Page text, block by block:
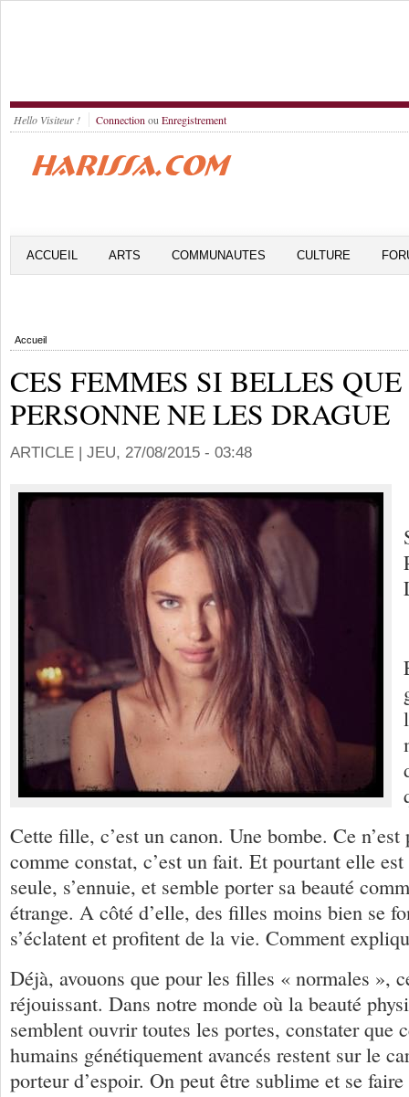
Hello Visiteur ! Connection ou Enregistrement
ACCUEIL ARTS COMMUNAUTES CULTURE
Accueil
CES FEMMES SI BELLES QUE
PERSONNE NE LES DRAGUE
ARTICLE | JEU, 27/08/2015 - 03:48
Cette fille, c’est un canon. Une bombe. Ce
comme constat, c’est un fait. Et pourtant elle
seule, s’ennuie, et semble porter sa beauté
étrange. A côté d’elle, des filles moins bien se
s’éclatent et profitent de la vie. Comment
Déjà, avouons que pour les filles « normales »,
réjouissant. Dans notre monde où la beauté
semblent ouvrir toutes les portes, constater que
humains génétiquement avancés restent sur le
porteur d’espoir. On peut être sublime et se